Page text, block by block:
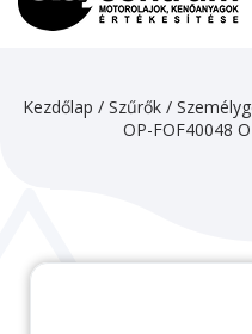
Kezdőlap / Szűrők /
OP-FOF40048